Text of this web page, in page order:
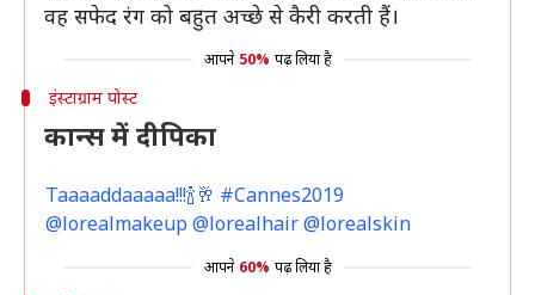
वह सफेद रंग को बहुत अच्छे से कैरी करती हैं।
आपने 50% पढ़ लिया है
इंस्टाग्राम पोस्ट
कान्स में दीपिका
Taaaaddaaaaa!!!🍾🥂 #Cannes2019
@lorealmakeup @lorealhair @lorealskin
आपने 60% पढ़ लिया है